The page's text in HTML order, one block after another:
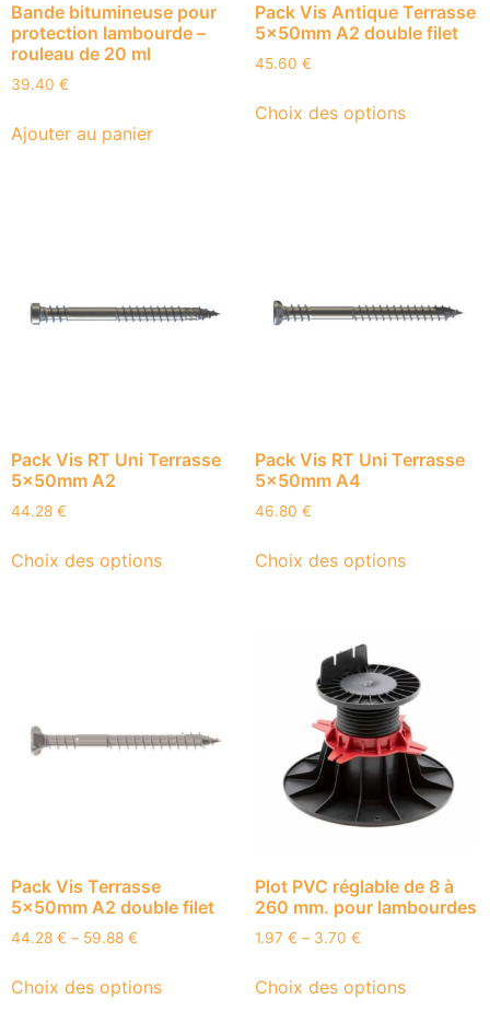
Bande bitumineuse pour
protection lambourde –
rouleau de 20 ml
39.40 €
Ajouter au panier
Pack Vis Antique Terrasse
5x50mm A2 double filet
45.60 €
Choix des options
Pack Vis RT Uni Terrasse
5x50mm A2
44.28 €
Choix des options
Pack Vis RT Uni Terrasse
5x50mm A4
46.80 €
Choix des options
Pack Vis Terrasse
5x50mm A2 double filet
44.28 € – 59.88 €
Choix des options
Plot PVC réglable de 8 à
260 mm. pour lambourdes
1.97 € – 3.70 €
Choix des options